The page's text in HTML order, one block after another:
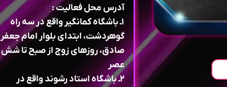
آدرس محل فعالیت :
۱ـ باشگاه کمانگیر واقع در سه راه
گوهردشت، ابتدای بلوار امام جعفر
صادق، روزهای زوج از صبح تا شش
عصر
۲ـ باشگاه استاد رشوند واقع در